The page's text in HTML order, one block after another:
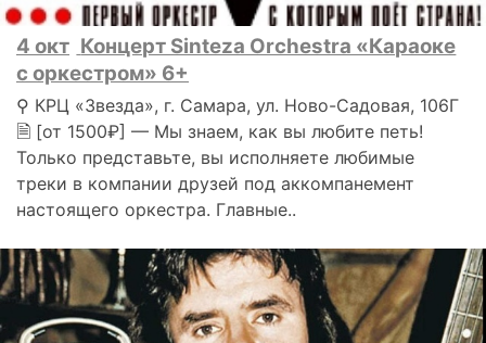
4 окт Концерт Sinteza Orchestra «Караоке
с оркестром» 6+
⚲ КРЦ «Звезда», г. Самара, ул. Ново-Садовая, 106Г
🗎 [от 1500₽] — Мы знаем, как вы любите петь!
Только представьте, вы исполняете любимые
треки в компании друзей под аккомпанемент
настоящего оркестра. Главные..